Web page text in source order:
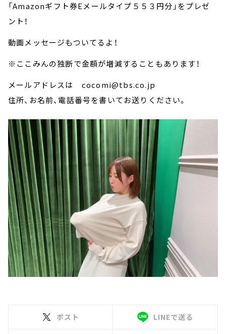
「Amazonギフト券Eメールタイプ５５３円分」をプレゼ
ント！
動画メッセージもついてるよ！
※ここみんの独断で金額が増減することもあります！
メールアドレスは cocomi@tbs.co.jp
住所、お名前、電話番号を書いてお送りください。
ポスト LINEで送る